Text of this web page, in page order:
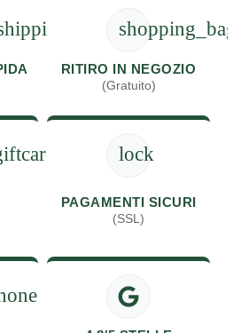
shopping_bag
RITIRO IN NEGOZIO
(Gratuito)
lock
PAGAMENTI SICURI
(SSL)